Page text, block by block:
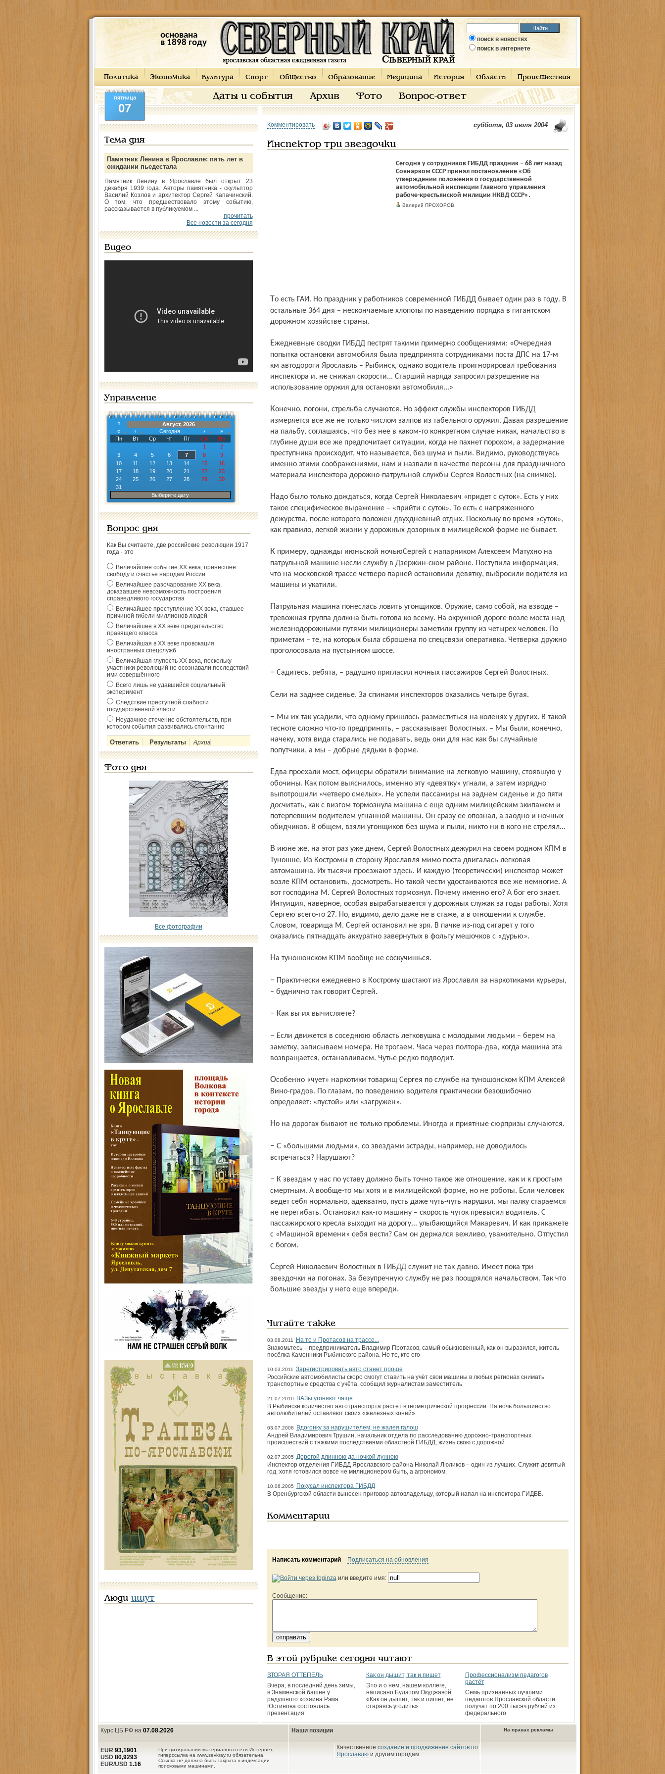
основана
в 1898 году
поиск в новостях
поиск в интернете
Политика Экономика Культура Спорт Общество Образование Медицина История Область Происшествия
Даты и события Архив Фото Вопрос-ответ
пятница
07
Тема дня
Памятник Ленина в Ярославле: пять лет в
ожидании пьедестала
Памятник Ленину в Ярославле был открыт 23
декабря 1939 года. Авторы памятника - скульптор
Василий Козлов и архитектор Сергей Капачинский.
О том, что предшествовало этому событию,
рассказывается в публикуемом ...
прочитать
Все новости за сегодня
Видео
Управление
?
Август, 2026
«
‹ Сегодня ›
»
Пн
Вт Ср Чт Пт Сб
Вс
1
2
3
4 5 6 7 8
9
10
11 12 13 14 15
16
17
18 19 20 21 22
23
24
25 26 27 28 29
30
31
Выберите дату
Вопрос дня
Как Вы считаете, две российские революции 1917
года - это
Величайшее событие ХХ века, принёсшее
свободу и счастье народам России
Величайшее разочарование ХХ века,
доказавшее невозможность построения
справедливого государства
Величайшее преступление ХХ века, ставшее
причиной гибели миллионов людей
Величайшее в ХХ веке предательство
правящего класса
Величайшая в ХХ веке провокация
иностранных спецслужб
Величайшая глупость ХХ века, поскольку
участники революций не осознавали последствий
ими совершённого
Всего лишь не удавшийся социальный
эксперимент
Следствие преступной слабости
государственной власти
Неудачное стечение обстоятельств, при
котором события развивались спонтанно
Архив
Фото дня
Все фотографии
Люди ищут
Комментировать суббота, 03 июля 2004
Инспектор три звездочки
Сегодня у сотрудников ГИБДД праздник – 68 лет назад
Совнарком СССР принял постановление «Об
утверждении положения о государственной
автомобильной инспекции Главного управления
рабоче-крестьянской милиции НКВД СССР».
Валерий ПРОХОРОВ.
То есть ГАИ. Но праздник у работников современной ГИБДД бывает один раз в году. В
остальные 364 дня – нескончаемые хлопоты по наведению порядка в гигантском
дорожном хозяйстве страны.
Ежедневные сводки ГИБДД пестрят такими примерно сообщениями: «Очередная
попытка остановки автомобиля была предпринята сотрудниками поста ДПС на 17-м
км автодороги Ярославль – Рыбинск, однако водитель проигнорировал требования
инспектора и, не снижая скорости... Старший наряда запросил разрешение на
использование оружия для остановки автомобиля...»
Конечно, погони, стрельба случаются. Но эффект службы инспекторов ГИБДД
измеряется все же не только числом залпов из табельного оружия. Давая разрешение
на пальбу, соглашаясь, что без нее в каком-то конкретном случае никак, начальство в
глубине души все же предпочитает ситуации, когда не пахнет порохом, а задержание
преступника происходит, что называется, без шума и пыли. Видимо, руководствуясь
именно этими соображениями, нам и назвали в качестве персоны для праздничного
материала инспектора дорожно-патрульной службы Сергея Волостных (на снимке).
Надо было только дождаться, когда Сергей Николаевич «придет с суток». Есть у них
такое специфическое выражение – «прийти с суток». То есть с напряженного
дежурства, после которого положен двухдневный отдых. Поскольку во время «суток»,
как правило, легкой жизни у дорожных дозорных в милицейской форме не бывает.
К примеру, однажды июньской ночьюСергей с напарником Алексеем Матухно на
патрульной машине несли службу в Дзержин-ском районе. Поступила информация,
что на московской трассе четверо парней остановили девятку, выбросили водителя из
машины и укатили.
Патрульная машина понеслась ловить угонщиков. Оружие, само собой, на взводе –
тревожная группа должна быть готова ко всему. На окружной дороге возле моста над
железнодорожными путями милиционеры заметили группу из четырех человек. По
приметам – те, на которых была сброшена по спецсвязи оперативка. Четверка дружно
проголосовала на пустынном шоссе.
– Садитесь, ребята, – радушно пригласил ночных пассажиров Сергей Волостных.
Сели на заднее сиденье. За спинами инспекторов оказались четыре бугая.
– Мы их так усадили, что одному пришлось разместиться на коленях у других. В такой
тесноте сложно что-то предпринять, – рассказывает Волостных. – Мы были, конечно,
начеку, хотя вида старались не подавать, ведь они для нас как бы случайные
попутчики, а мы – добрые дядьки в форме.
Едва проехали мост, офицеры обратили внимание на легковую машину, стоявшую у
обочины. Как потом выяснилось, именно эту «девятку» угнали, а затем изрядно
выпотрошили «четверо смелых». Не успели пассажиры на заднем сиденье и до пяти
досчитать, как с визгом тормознула машина с еще одним милицейским экипажем и
потерпевшим водителем угнанной машины. Он сразу ее опознал, а заодно и ночных
обидчиков. В общем, взяли угонщиков без шума и пыли, никто ни в кого не стрелял...
В июне же, на этот раз уже днем, Сергей Волостных дежурил на своем родном КПМ в
Туношне. Из Костромы в сторону Ярославля мимо поста двигалась легковая
автомашина. Их тысячи проезжают здесь. И каждую (теоретически) инспектор может
возле КПМ остановить, досмотреть. Но такой чести удостаиваются все же немногие. А
вот господина М. Сергей Волостных тормознул. Почему именно его? А бог его знает.
Интуиция, наверное, особая вырабатывается у дорожных служак за годы работы. Хотя
Сергею всего-то 27. Но, видимо, дело даже не в стаже, а в отношении к службе.
Словом, товарища М. Сергей остановил не зря. В пачке из-под сигарет у того
оказались пятнадцать аккуратно завернутых в фольгу мешочков с «дурью».
На туношонском КПМ вообще не соскучишься.
– Практически ежедневно в Кострому шастают из Ярославля за наркотиками курьеры,
– буднично так говорит Сергей.
– Как вы их вычисляете?
– Если движется в соседнюю область легковушка с молодыми людьми – берем на
заметку, записываем номера. Не трогаем. Часа через полтора-два, когда машина эта
возвращается, останавливаем. Чутье редко подводит.
Особенно «чует» наркотики товарищ Сергея по службе на туношонском КПМ Алексей
Вино-градов. По глазам, по поведению водителя практически безошибочно
определяет: «пустой» или «загружен».
Но на дорогах бывают не только проблемы. Иногда и приятные сюрпризы случаются.
– С «большими людьми», со звездами эстрады, например, не доводилось
встречаться? Нарушают?
– К звездам у нас по уставу должно быть точно такое же отношение, как и к простым
смертным. А вообще-то мы хотя и в милицейской форме, но не роботы. Если человек
ведет себя нормально, адекватно, пусть даже чуть-чуть нарушил, мы палку стараемся
не перегибать. Остановил как-то машину – скорость чуток превысил водитель. С
пассажирского кресла выходит на дорогу... улыбающийся Макаревич. И как прикажете
с «Машиной времени» себя вести? Сам он держался вежливо, уважительно. Отпустил
с богом.
Сергей Николаевич Волостных в ГИБДД служит не так давно. Имеет пока три
звездочки на погонах. За безупречную службу не раз поощрялся начальством. Так что
большие звезды у него еще впереди.
Читайте также
03.08.2011
На то и Протасов на трассе...
Знакомьтесь – предприниматель Владимир Протасов, самый обыкновенный, как он выразился, житель
посёлка Каменники Рыбинского района. Но те, кто его
10.03.2011
Зарегистрировать авто станет проще
Российские автомобилисты скоро смогут ставить на учёт свои машины в любых регионах снимать
транспортные средства с учёта, сообщил журналистам заместитель
21.07.2010
ВАЗы угоняют чаще
В Рыбинске количество автотранспорта растёт в геометрической прогрессии. На ночь большинство
автолюбителей оставляют своих «железных коней»
03.07.2008
Вдогонку за нарушителем, не жалея галош
Андрей Владимирович Трушин, начальник отдела по расследованию дорожно-транспортных
происшествий с тяжкими последствиями областной ГИБДД, жизнь свою с дорожной
02.07.2005 Дорогой длинною да ночкой лунною
Инспектор отделения ГИБДД Ярославского района Николай Люликов – один из лучших. Служит девятый
год, хотя готовился вовсе не милиционером быть, а агрономом.
10.06.2005
Покусал инспектора ГИБДД
В Оренбургской области вынесен приговор автовладельцу, который напал на инспектора ГИДББ.
Комментарии
Написать комментарий Подписаться на обновления
или введите имя:
Сообщение:
В этой рубрике сегодня читают
ВТОРАЯ ОТТЕПЕЛЬ
Вчера, в последний день зимы,
в Знаменской башне у
радушного хозяина Рэма
Юстинова состоялась
презентация
Как он дышит, так и пишет
Это и о нем, нашем коллеге,
написано Булатом Окуджавой:
«Как он дышит, так и пишет, не
стараясь угодить».
Профессионализм педагогов
растёт
Семь признанных лучшими
педагогов Ярославской области
получат по 200 тысяч рублей из
федерального
Курс ЦБ РФ на 07.08.2026
При цитировании материалов в сети Интернет,
гиперссылка на www.sevkray.ru обязательна.
Ссылка не должна быть закрыта к индексации
поисковыми машинами.
EUR 93,1901
USD 80,9293
EUR/USD 1.16
Наши позиции
Качественное создание и продвижение сайтов по
Ярославлю и другим городам.
На правах рекламы